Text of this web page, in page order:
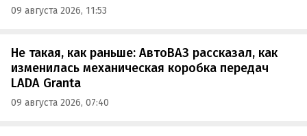
09 августа 2026, 11:53
Не такая, как раньше: АвтоВАЗ рассказал, как
изменилась механическая коробка передач
LADA Granta
09 августа 2026, 07:40